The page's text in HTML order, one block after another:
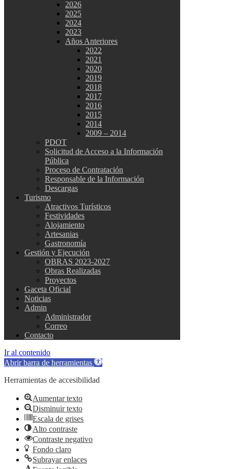
2026
2025
2024
2023
Años Anteriores
2022
2021
2020
2019
2018
2017
2016
2015
2014
2009 – 2014
PDOT
Solicitud de Acceso a la Información
Pública
Proceso de Contratación
Responsable de la Información
Descargas
Turismo
Atractivos Turísticos
Festividades
Alojamiento
Artesanias
Gastronomía
Gestión y Ejecución
OBRAS 2023-2027
Obras Realizadas
Proyectos
Gaceta Oficial
Noticias
Admin
Administrador
Correo
Contacto
Ir al contenido
Abrir barra de herramientas
Herramientas de accesibilidad
Aumentar texto
Disminuir texto
Escala de grises
Alto contraste
Contraste negativo
Fondo claro
Subrayar enlaces